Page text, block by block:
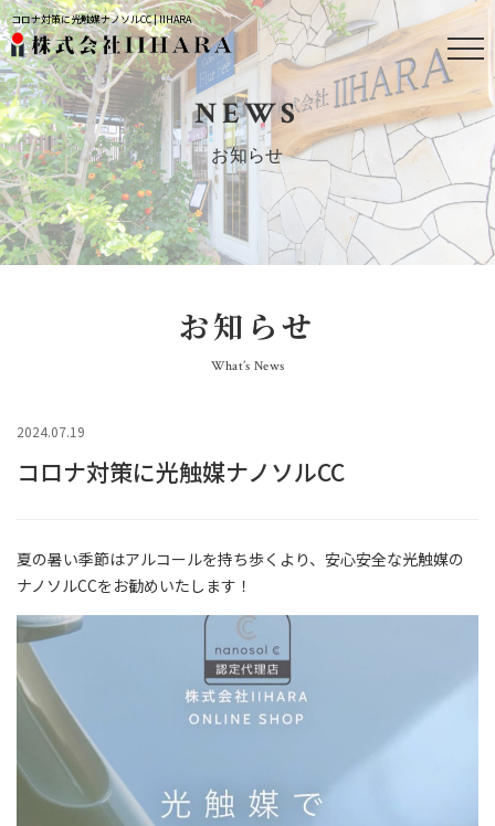
コロナ対策に光触媒ナノソルCC | IIHARA
NEWS
お知らせ
お知らせ
What’s News
2024.07.19
コロナ対策に光触媒ナノソルCC
夏の暑い季節はアルコールを持ち歩くより、安心安全な光触媒の
ナノソルCCをお勧めいたします！